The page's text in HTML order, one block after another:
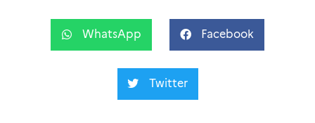
WhatsApp Facebook
Twitter